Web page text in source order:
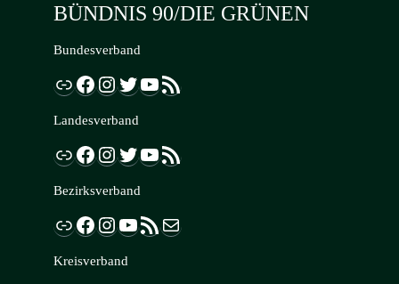
BÜNDNIS 90/DIE GRÜNEN
Bundesverband
Link Facebook InstagramTwitter YouTube RSS-Feed
Landesverband
Link Facebook InstagramTwitter YouTube RSS-Feed
Bezirksverband
Link Facebook InstagramYouTube RSS-Feed E-Mail
Kreisverband